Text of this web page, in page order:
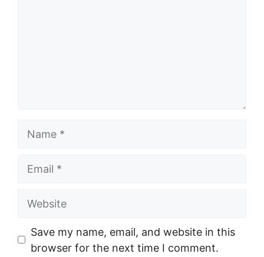
Website
Save my name, email, and website in this
browser for the next time I comment.